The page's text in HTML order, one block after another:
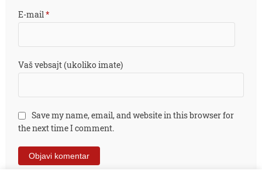
E-mail*
Vaš vebsajt (ukoliko imate)
Save my name, email, and website in this browser for
the next time I comment.